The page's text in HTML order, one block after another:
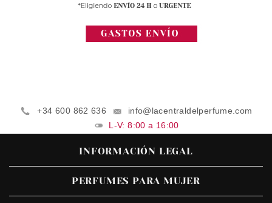
+34 600 862 636
info@lacentraldelperfume.com
L-V: 8:00 a 16:00
INFORMACIÓN LEGAL
PERFUMES PARA MUJER